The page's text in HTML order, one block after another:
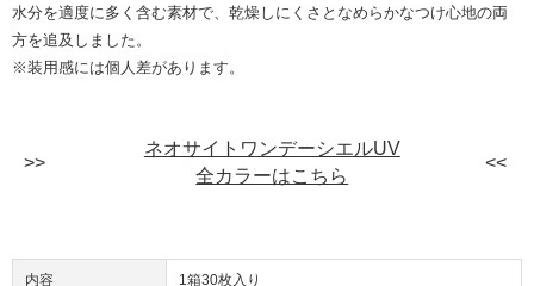
水分を適度に多く含む素材で、乾燥しにくさとなめらかなつけ心地の両
方を追及しました。
※装用感には個人差があります。
ネオサイトワンデーシエルUV
全カラーはこちら
内容 1箱30枚入り